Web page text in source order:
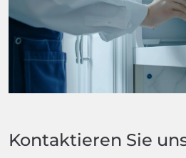
Kontaktieren Sie